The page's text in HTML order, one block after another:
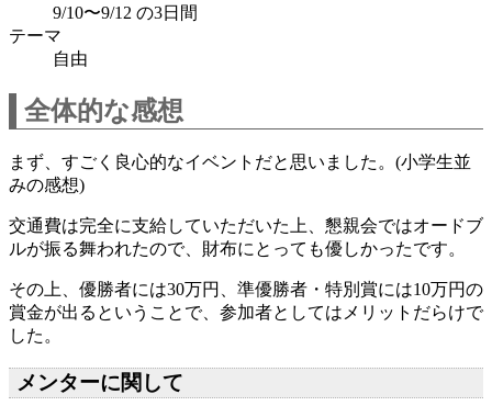
9/10〜9/12 の3日間
テーマ
自由
全体的な感想
まず、すごく良心的なイベントだと思いました。(小学生並
みの感想)
交通費は完全に支給していただいた上、懇親会ではオードブ
ルが振る舞われたので、財布にとっても優しかったです。
その上、優勝者には30万円、準優勝者・特別賞には10万円の
賞金が出るということで、参加者としてはメリットだらけで
した。
メンターに関して